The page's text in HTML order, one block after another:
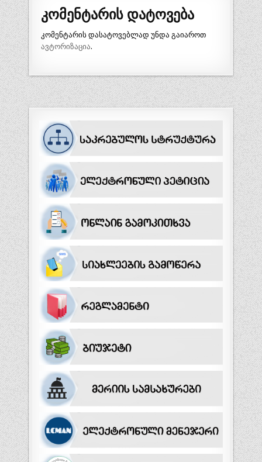
კომენტარის დატოვება
კომენტარის დასატოვებლად უნდა გაიაროთ
ავტორიზაცია.